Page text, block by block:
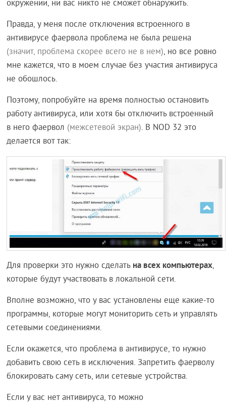
окружении, ни вас никто не сможет обнаружить.
Правда, у меня после отключения встроенного в
антивирусе фаервола проблема не была решена
(значит, проблема скорее всего не в нем), но все ровно
мне кажется, что в моем случае без участия антивируса
не обошлось.
Поэтому, попробуйте на время полностью остановить
работу антивируса, или хотя бы отключить встроенный
в него фаервол (межсетевой экран). В NOD 32 это
делается вот так:
Для проверки это нужно сделать на всех компьютерах,
которые будут участвовать в локальной сети.
Вполне возможно, что у вас установлены еще какие-то
программы, которые могут мониторить сеть и управлять
сетевыми соединениями.
Если окажется, что проблема в антивирусе, то нужно
добавить свою сеть в исключения. Запретить фаерволу
блокировать саму сеть, или сетевые устройства.
Если у вас нет антивируса, то можно